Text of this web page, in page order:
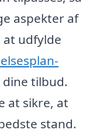
aspekter af
at udfylde
tilbud.
at sikre, at
stand.